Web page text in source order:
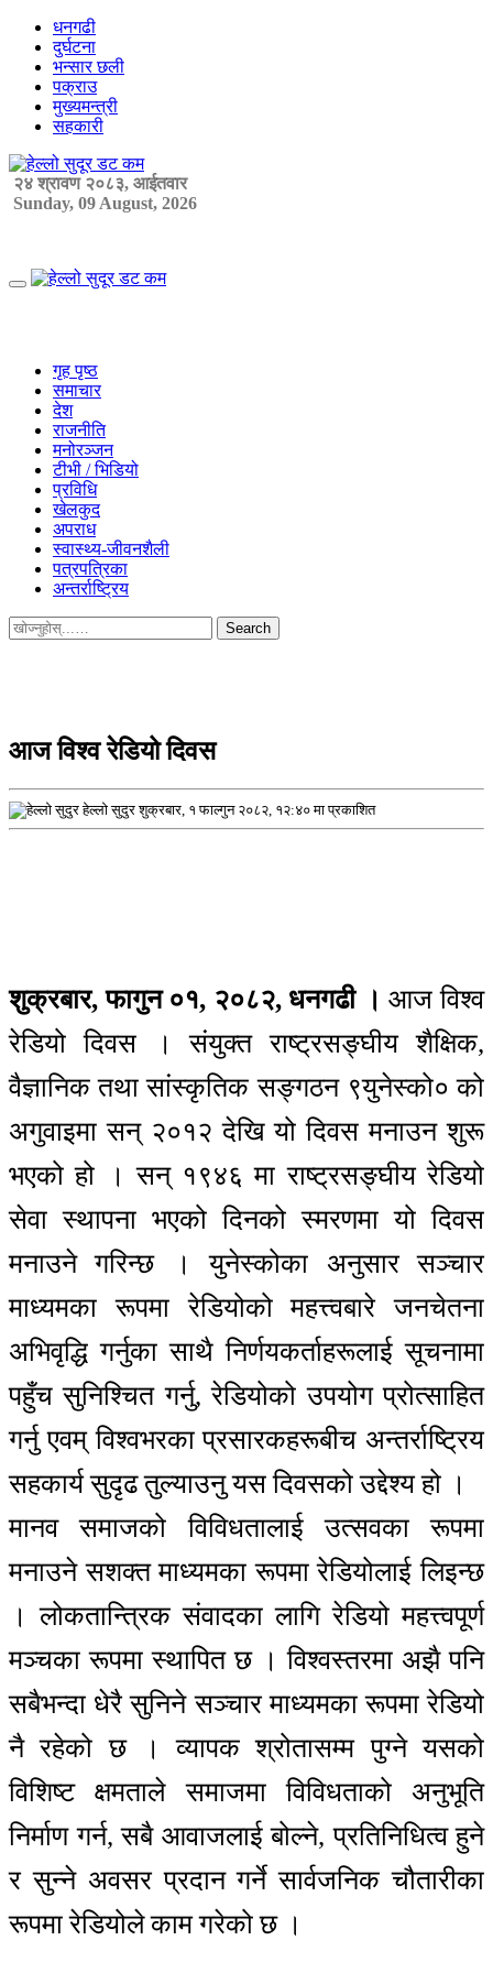
Skip
content
धनगढी
दुर्घटना
भन्सार छली
पक्राउ
मुख्यमन्त्री
सहकारी
२४ श्रावण २०८३, आईतवार
Sunday, 09 August, 2026
Primary
गृह पृष्ठ
समाचार
देश
राजनीति
मनोरञ्जन
टीभी / भिडियो
प्रविधि
खेलकुद
अपराध
स्वास्थ्य-जीवनशैली
पत्रपत्रिका
अन्तर्राष्ट्रिय
Search
for:
आज विश्व रेडियो दिवस
हेल्लो सुदुर शुक्रबार, १ फाल्गुन २०८२, १२:४० मा प्रकाशित
शुक्रबार, फागुन ०१, २०८२, धनगढी । आज विश्व
रेडियो दिवस । संयुक्त राष्ट्रसङ्घीय शैक्षिक,
वैज्ञानिक तथा सांस्कृतिक सङ्गठन ९युनेस्को० को
अगुवाइमा सन् २०१२ देखि यो दिवस मनाउन शुरू
भएको हो । सन् १९४६ मा राष्ट्रसङ्घीय रेडियो
सेवा स्थापना भएको दिनको स्मरणमा यो दिवस
मनाउने गरिन्छ । युनेस्कोका अनुसार सञ्चार
माध्यमका रूपमा रेडियोको महत्त्वबारे जनचेतना
अभिवृद्धि गर्नुका साथै निर्णयकर्ताहरूलाई सूचनामा
पहुँच सुनिश्चित गर्नु, रेडियोको उपयोग प्रोत्साहित
गर्नु एवम् विश्वभरका प्रसारकहरूबीच अन्तर्राष्ट्रिय
सहकार्य सुदृढ तुल्याउनु यस दिवसको उद्देश्य हो ।
मानव समाजको विविधतालाई उत्सवका रूपमा
मनाउने सशक्त माध्यमका रूपमा रेडियोलाई लिइन्छ
। लोकतान्त्रिक संवादका लागि रेडियो महत्त्वपूर्ण
मञ्चका रूपमा स्थापित छ । विश्वस्तरमा अझै पनि
सबैभन्दा धेरै सुनिने सञ्चार माध्यमका रूपमा रेडियो
नै रहेको छ । व्यापक श्रोतासम्म पुग्ने यसको
विशिष्ट क्षमताले समाजमा विविधताको अनुभूति
निर्माण गर्न, सबै आवाजलाई बोल्ने, प्रतिनिधित्व हुने
र सुन्ने अवसर प्रदान गर्ने सार्वजनिक चौतारीका
रूपमा रेडियोले काम गरेको छ ।